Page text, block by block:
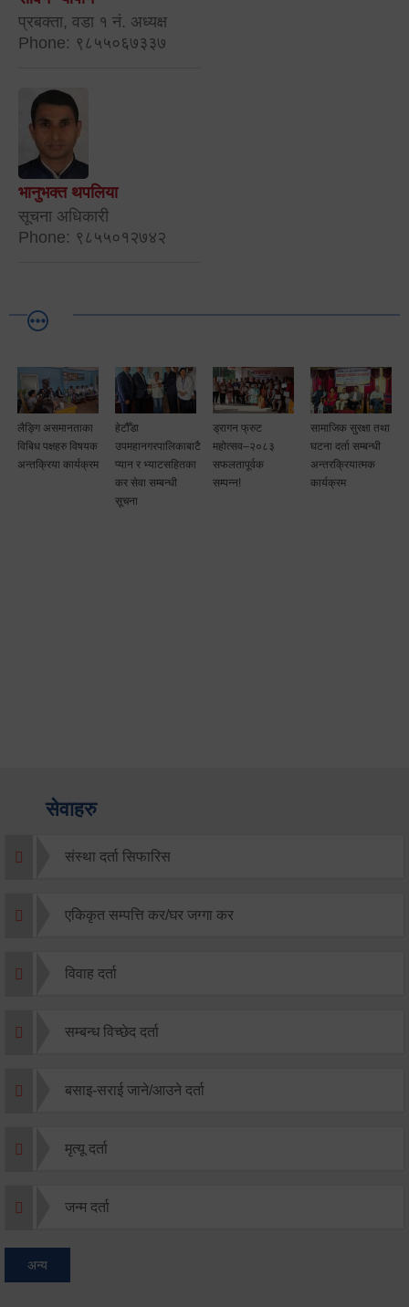
प्रबक्ता, वडा १ नं. अध्यक्ष
Phone: ९८५५०६७३३७
भानुभक्त थपलिया
सूचना अधिकारी
Phone: ९८५५०१२७४२
लैङ्गि असमानताका
विबिध पक्षहरु विषयक
अन्तक्रिया कार्यक्रम
हेटौँडा
उपमहानगरपालिकाबाटै
प्यान र भ्याटसहितका
कर सेवा सम्बन्धी
सूचना
ड्रागन फ्रुट
महोत्सव–२०८३
सफलतापूर्वक
सम्पन्न!
सामाजिक सुरक्षा तथा
घटना दर्ता सम्बन्धी
अन्तरक्रियात्मक
कार्यक्रम
सेवाहरु
संस्था दर्ता सिफारिस
एकिकृत सम्पत्ति कर/घर जग्गा कर
विवाह दर्ता
सम्बन्ध विच्छेद दर्ता
बसाइ-सराई जाने/आउने दर्ता
मृत्यू दर्ता
जन्म दर्ता
अन्य